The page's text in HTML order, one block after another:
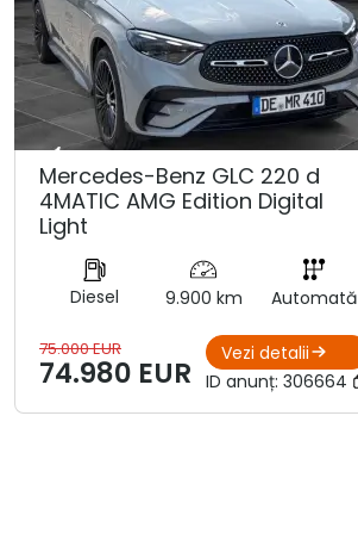
Mercedes-Benz GLC 220 d
4MATIC AMG Edition Digital
Light
Diesel 9.900 km Automată
75.000 EUR
74.980 EUR
Vezi detalii
ID anunț: 306664